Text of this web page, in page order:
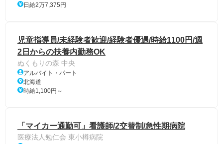
日給2万7,375円
児童指導員/未経験者歓迎/経験者優遇/時給1100円/週
2日からの扶養内勤務OK
ぬくもりの森 中央
アルバイト・パート
北海道
時給1,100円～
「マイカー通勤可」看護師/2交替制/急性期病院
医療法人勉仁会 東小樽病院